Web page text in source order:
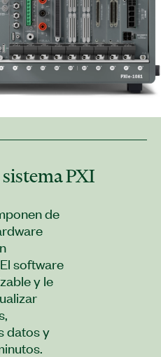
PXI
de
software
y le
datos y